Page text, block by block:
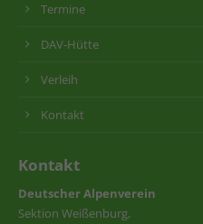
Termine
DAV-Hütte
Verleih
Kontakt
Kontakt
Deutscher Alpenverein
Sektion Weißenburg,